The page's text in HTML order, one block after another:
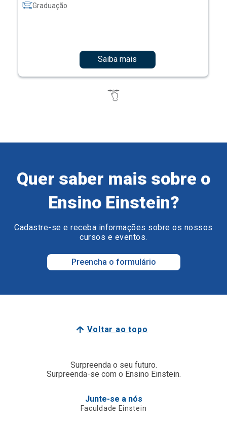
Graduação
Saiba mais
Quer saber mais sobre o
Ensino Einstein?
Cadastre-se e receba informações sobre os nossos
cursos e eventos.
Preencha o formulário
Voltar ao topo
Surpreenda o seu futuro.
Surpreenda-se com o Ensino Einstein.
Junte-se a nós
Faculdade Einstein